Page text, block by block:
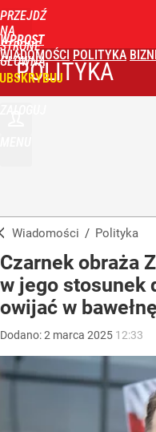
PRZEJDŹ
NA
STRONĘ
GŁÓWNĄ
WPROST
WIADOMOŚCI POLITYKA
POLITYKA
Wiadomości / Polityka
Czarnek obraża
w jego stosunek
owijać w
Dodano:2 marca 2025 12:33